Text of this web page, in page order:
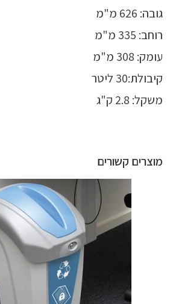
גובה: 626 מ"מ
רוחב: 335 מ"מ
עומק: 308 מ"מ
קיבולת:30 ליטר
משקל: 2.8 ק"ג
מוצרים קשורים